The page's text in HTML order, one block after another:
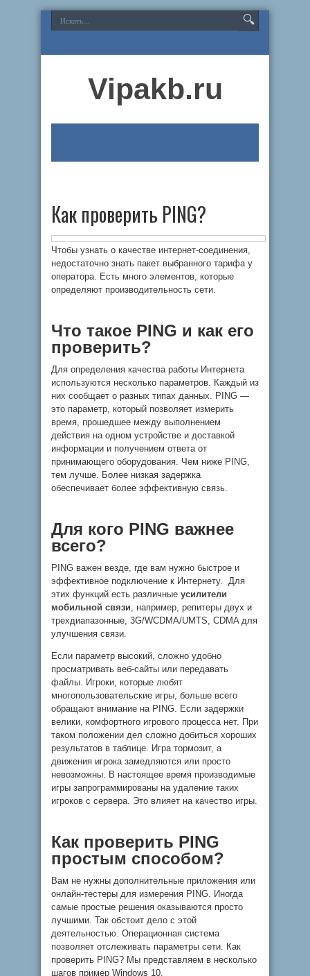
Vipakb.ru
Как проверить PING?
Чтобы узнать о качестве интернет-соединения,
недостаточно знать пакет выбранного тарифа у
оператора. Есть много элементов, которые
определяют производительность сети.
Что такое PING и как его
проверить?
Для определения качества работы Интернета
используются несколько параметров. Каждый из
них сообщает о разных типах данных. PING —
это параметр, который позволяет измерить
время, прошедшее между выполнением
действия на одном устройстве и доставкой
информации и получением ответа от
принимающего оборудования. Чем ниже PING,
тем лучше. Более низкая задержка
обеспечивает более эффективную связь.
Для кого PING важнее
всего?
PING важен везде, где вам нужно быстрое и
эффективное подключение к Интернету. Для
этих функций есть различные усилители
мобильной связи, например, репитеры двух и
трехдиапазонные, 3G/WCDMA/UMTS, CDMA для
улучшения связи.
Если параметр высокий, сложно удобно
просматривать веб-сайты или передавать
файлы. Игроки, которые любят
многопользовательские игры, больше всего
обращают внимание на PING. Если задержки
велики, комфортного игрового процесса нет. При
таком положении дел сложно добиться хороших
результатов в таблице. Игра тормозит, а
движения игрока замедляются или просто
невозможны. В настоящее время производимые
игры запрограммированы на удаление таких
игроков с сервера. Это влияет на качество игры.
Как проверить PING
простым способом?
Вам не нужны дополнительные приложения или
онлайн-тестеры для измерения PING. Иногда
самые простые решения оказываются просто
лучшими. Так обстоит дело с этой
деятельностью. Операционная система
позволяет отслеживать параметры сети. Как
проверить PING? Мы представляем в несколько
шагов пример Windows 10.